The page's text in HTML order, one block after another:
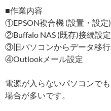
■作業内容
①EPSON複合機 (設置・設定)
②Buffalo NAS (既存)接続設定
③旧パソコンからデータ移行
④Outlookメール設定
電源が入らないパソコンで
場合が多いです。